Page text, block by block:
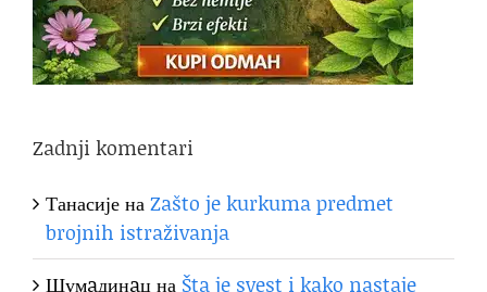
Zadnji komentari
ТанасијенаZašto je kurkuma predmet
brojnih istraživanja
Шумaдинaцна Šta je svest i kako nastaje